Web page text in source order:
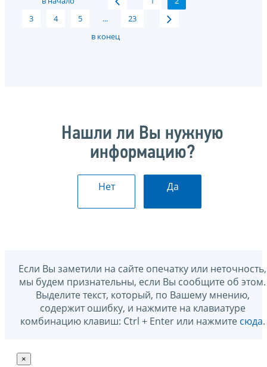
3
4 5 ...
23
в конец
Нашли ли Вы нужную
информацию?
Нет Да
Если Вы заметили на сайте опечатку или неточность,
мы будем признательны, если Вы сообщите об этом.
Выделите текст, который, по Вашему мнению,
содержит ошибку, и нажмите на клавиатуре
комбинацию клавиш: Ctrl + Enter или нажмите сюда.
×